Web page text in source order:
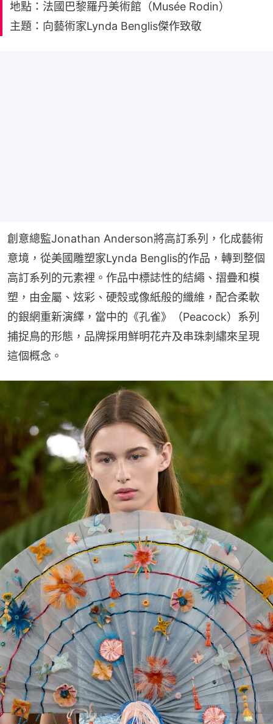
地點：法國巴黎羅丹美術館（Musée Rodin）
主題：向藝術家Lynda Benglis傑作致敬
創意總監Jonathan Anderson將高訂系列，化成藝術
意境，從美國雕塑家Lynda Benglis的作品，轉到整個
高訂系列的元素裡。作品中標誌性的結繩、摺疊和模
塑，由金屬、炫彩、硬殼或像紙般的纖維，配合柔軟
的銀網重新演繹，當中的《孔雀》（Peacock）系列
捕捉鳥的形態，品牌採用鮮明花卉及串珠刺繡來呈現
這個概念。